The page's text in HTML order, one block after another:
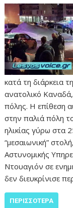
κατά τη διάρκεια
ανατολικό
πόλης. Η επίθεση
στην παλιά πόλη
ηλικίας γύρω στα
“μεσαιωνική”
Αστυνομικής
Ντουαγιόν σε
δεν διευκρίνισε
ΠΕΡΙΣΣΌΤΕΡΑ